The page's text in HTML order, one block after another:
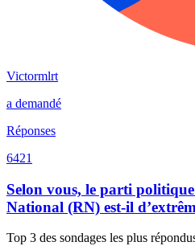
Victormlrt
a demandé
Réponses
6421
Selon vous, le parti
National (RN) est-il
Top 3 des sondages les plus